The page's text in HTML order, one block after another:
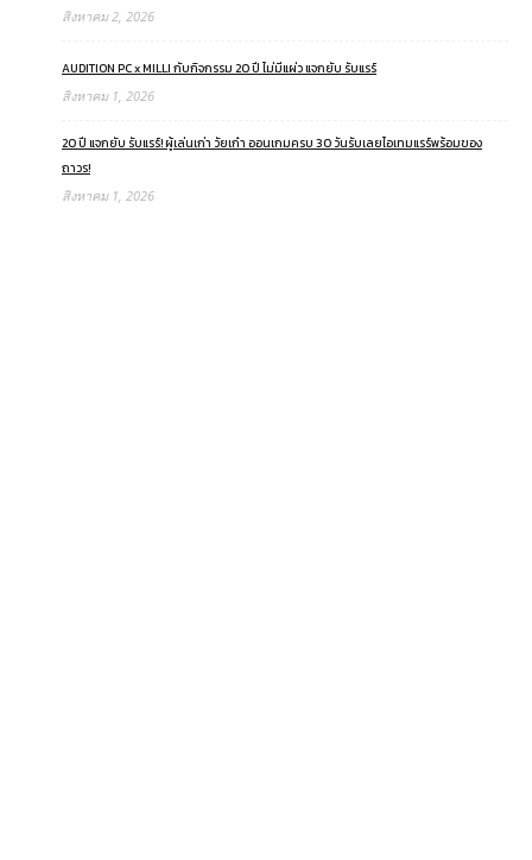
สิงหาคม 2, 2026
AUDITION PC x MILLI กับกิจกรรม 20 ปี ไม่มีแผ่ว แจกยับ รับแรร์
สิงหาคม 1, 2026
20 ปี แจกยับ รับแรร์! ผู้เล่นเก่า วัยเก๋า ออนเกมครบ 30 วันรับเลยไอเทมแรร์พร้อมของ
ถาวร!
สิงหาคม 1, 2026